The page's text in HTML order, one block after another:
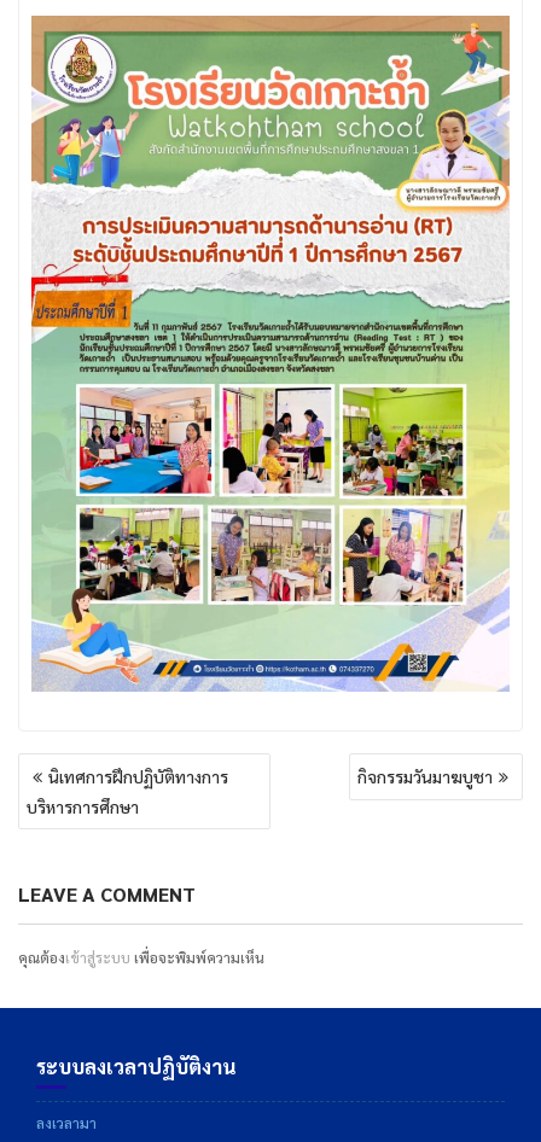
แนะแนว
เรื่องนิเทศการฝึกปฏิบัติทางการ
บริหารการศึกษา
กิจกรรมวันมาฆบูชา
LEAVE A COMMENT
คุณต้องเข้าสู่ระบบ เพื่อจะพิมพ์ความเห็น
ระบบลงเวลาปฏิบัติงาน
ลงเวลามา